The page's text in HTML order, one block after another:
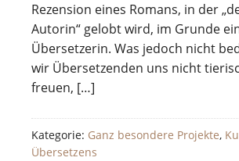
Rezension eines Romans, in der
Autorin“ gelobt wird, im Grunde
Übersetzerin. Was jedoch nicht
wir Übersetzenden uns nicht
freuen, […]
Kategorie: Ganz besondere Projekte,
Übersetzens